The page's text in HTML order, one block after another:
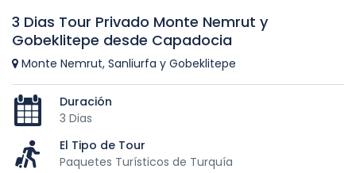
3 Dias Tour Privado Monte Nemrut y
Gobeklitepe desde Capadocia
Monte Nemrut, Sanliurfa y Gobeklitepe
Duración
3 Dias
El Tipo de Tour
Paquetes Turísticos de Turquía